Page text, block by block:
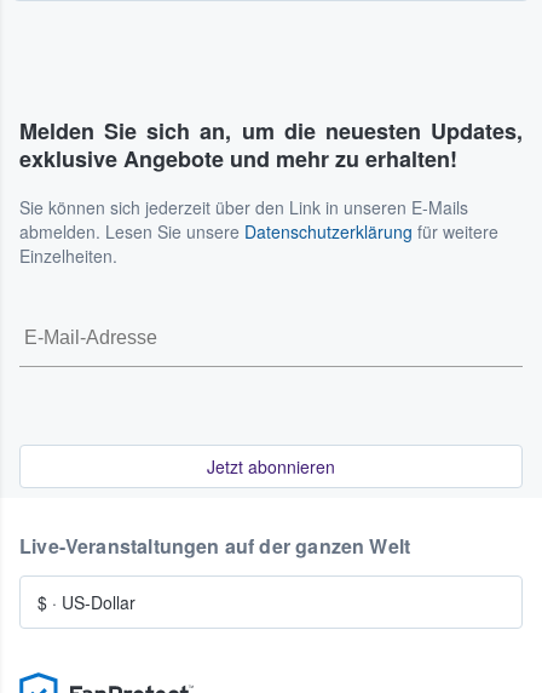
Melden Sie sich an, um die neuesten Updates,
exklusive Angebote und mehr zu erhalten!
Sie können sich jederzeit über den Link in unseren E-Mails
abmelden. Lesen Sie unsere Datenschutzerklärung für weitere
Einzelheiten.
Jetzt abonnieren
Live-Veranstaltungen auf der ganzen Welt
$ · US-Dollar